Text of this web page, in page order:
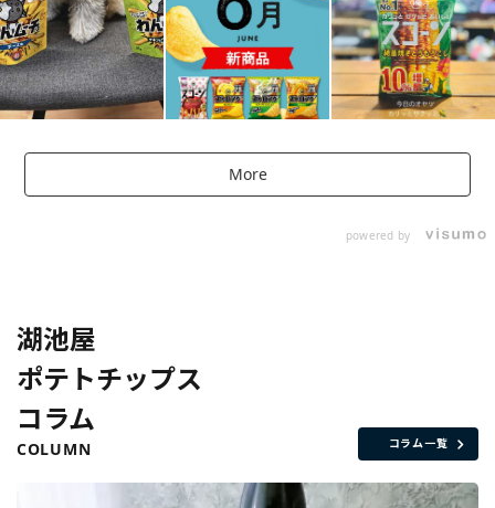
More
powered by
湖池屋
ポテトチップス
コラム
COLUMN コラム一覧